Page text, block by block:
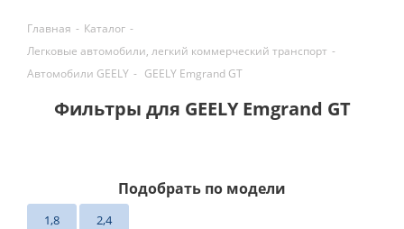
Главная - Каталог -
Легковые автомобили, легкий коммерческий транспорт -
Автомобили GEELY - GEELY Emgrand GT
Фильтры для GEELY Emgrand GT
Подобрать по модели
1,8 2,4